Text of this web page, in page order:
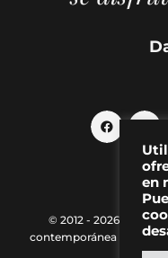
© 2012 - 2026
contemporánea |
en